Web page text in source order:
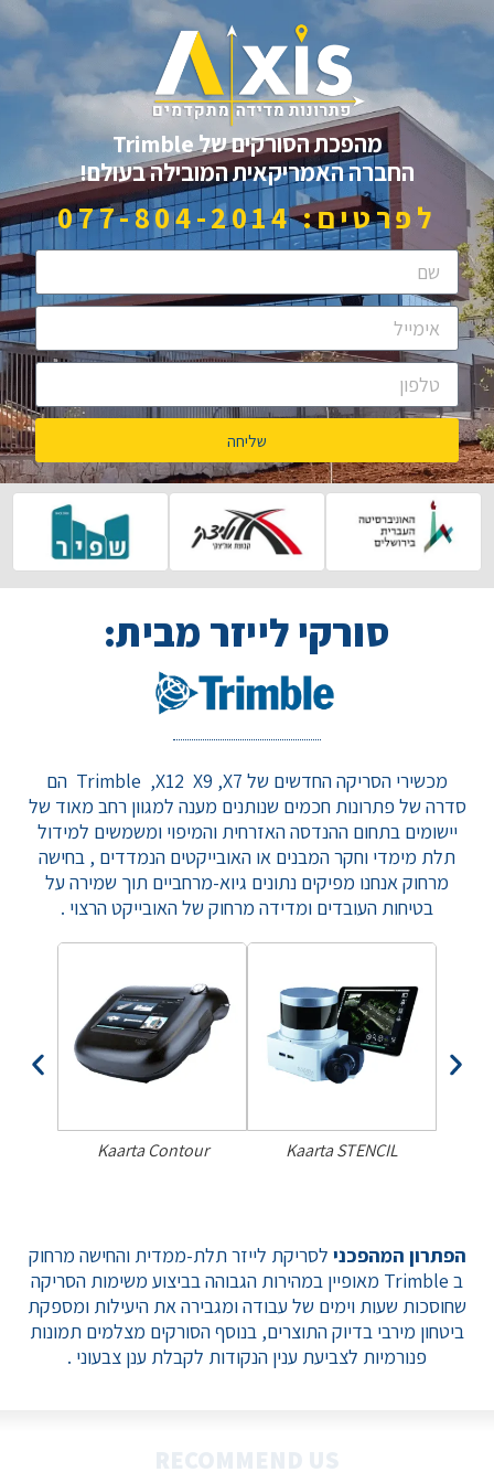
מהפכת הסורקים של Trimble
החברה האמריקאית המובילה בעולם!
לפרטים: 077-804-2014
שליחה
סורקי לייזר מבית:
מכשירי הסריקה החדשים של Trimble ,X12 X9 ,X7 הם
סדרה של פתרונות חכמים שנותנים מענה למגוון רחב מאוד של
יישומים בתחום ההנדסה האזרחית והמיפוי ומשמשים למידול
תלת מימדי וחקר המבנים או האובייקטים הנמדדים , בחישה
מרחוק אנחנו מפיקים נתונים גיוא-מרחביים תוך שמירה על
בטיחות העובדים ומדידה מרחוק של האובייקט הרצוי .
Kaarta Contour Kaarta STENCIL
הפתרון המהפכני לסריקת לייזר תלת-ממדית והחישה מרחוק
ב Trimble מאופיין במהירות הגבוהה בביצוע משימות הסריקה
שחוסכות שעות וימים של עבודה ומגבירה את היעילות ומספקת
ביטחון מירבי בדיוק התוצרים, בנוסף הסורקים מצלמים תמונות
פנורמיות לצביעת ענין הנקודות לקבלת ענן צבעוני .